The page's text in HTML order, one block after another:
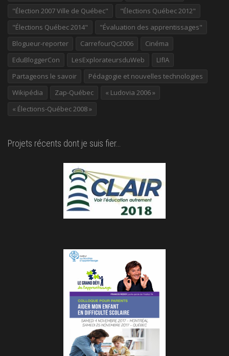
"Élection 2007 Ville de Québec"
"Élections Québec 2012"
"Élections Québec 2014"
"Évaluation des apprentissages"
Blogueur-reporter
CarrefourQc2006
Cinéma
EduBloggerCon
LesExplorateursduWeb
LIfIA
Partageons le savoir
Pédagogie et nouvelles technologies
Wikipédia
Zap-Québec
« Ludovia 2006 »
« Élections-Québec 2008 »
Projets récents dont je suis fier…